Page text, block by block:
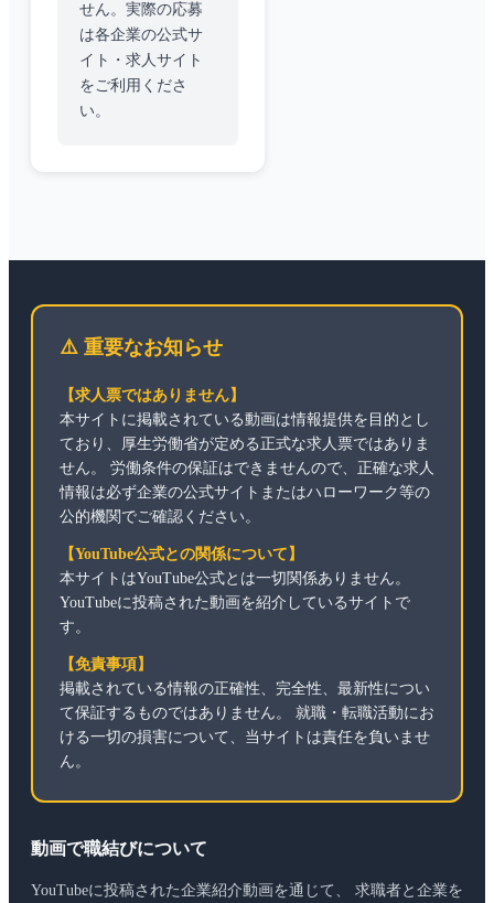
せん。実際の応募
は各企業の公式サ
イト・求人サイト
をご利用くださ
い。
⚠️ 重要なお知らせ
【求人票ではありません】
本サイトに掲載されている動画は情報提供を目的とし
ており、厚生労働省が定める正式な求人票ではありま
せん。 労働条件の保証はできませんので、正確な求人
情報は必ず企業の公式サイトまたはハローワーク等の
公的機関でご確認ください。
【YouTube公式との関係について】
本サイトはYouTube公式とは一切関係ありません。
YouTubeに投稿された動画を紹介しているサイトで
す。
【免責事項】
掲載されている情報の正確性、完全性、最新性につい
て保証するものではありません。 就職・転職活動にお
ける一切の損害について、当サイトは責任を負いませ
ん。
動画で職結びについて
YouTubeに投稿された企業紹介動画を通じて、 求職者と企業を